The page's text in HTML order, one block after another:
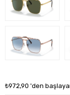
₺972,90 'den